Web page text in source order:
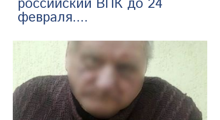
российский ВПК до 24
февраля....